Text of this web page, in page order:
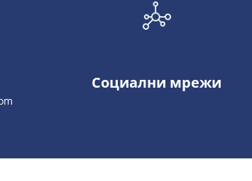
Социални мрежи